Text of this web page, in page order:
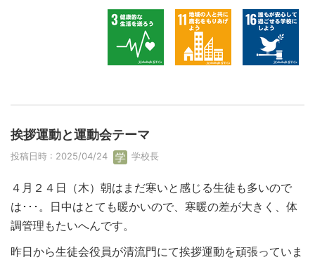
挨拶運動と運動会テーマ
投稿日時 : 2025/04/24 学校長
４月２４日（木）朝はまだ寒いと感じる生徒も多いので
は･･･。日中はとても暖かいので、寒暖の差が大きく、体
調管理もたいへんです。
昨日から生徒会役員が清流門にて挨拶運動を頑張っていま